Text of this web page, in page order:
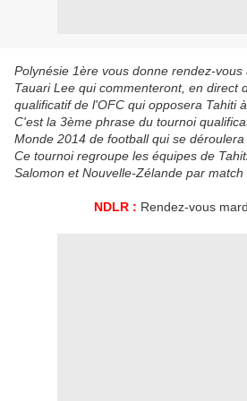
Polynésie 1ère vous donne rendez-vous
Tauari Lee qui commenteront, en direct
qualificatif de l'OFC qui opposera Tahiti
C'est la 3ème phrase du tournoi
Monde 2014 de football qui se déroulera
Ce tournoi regroupe les équipes de
Salomon et Nouvelle-Zélande par match
NDLR : Rendez-vous